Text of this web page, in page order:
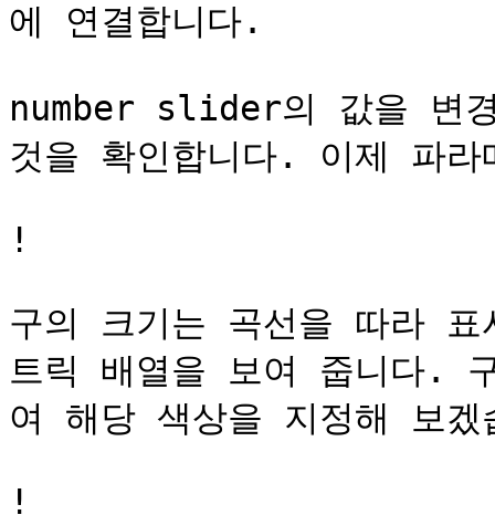
에 연결합니다.
number slider의 값을 변경
것을 확인합니다. 이제 파라
!
구의 크기는 곡선을 따라 표
트릭 배열을 보여 줍니다.
여 해당 색상을 지정해 보겠
!